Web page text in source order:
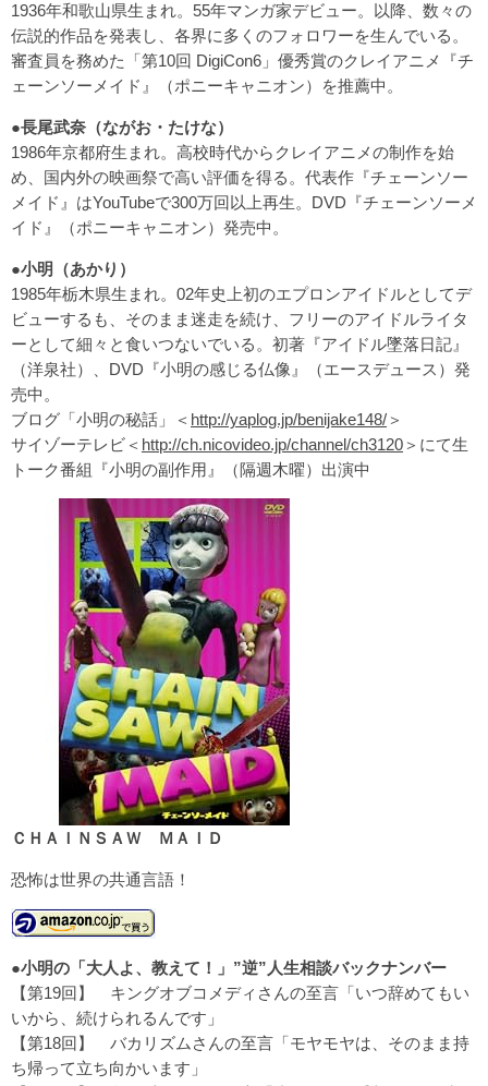
1936年和歌山県生まれ。55年マンガ家デビュー。以降、数々の
伝説的作品を発表し、各界に多くのフォロワーを生んでいる。
審査員を務めた「第10回 DigiCon6」優秀賞のクレイアニメ『チ
ェーンソーメイド』（ポニーキャニオン）を推薦中。
●長尾武奈（ながお・たけな）
1986年京都府生まれ。高校時代からクレイアニメの制作を始
め、国内外の映画祭で高い評価を得る。代表作『チェーンソー
メイド』はYouTubeで300万回以上再生。DVD『チェーンソーメ
イド』（ポニーキャニオン）発売中。
●小明（あかり）
1985年栃木県生まれ。02年史上初のエプロンアイドルとしてデ
ビューするも、そのまま迷走を続け、フリーのアイドルライタ
ーとして細々と食いつないでいる。初著『アイドル墜落日記』
（洋泉社）、DVD『小明の感じる仏像』（エースデュース）発
売中。
ブログ「小明の秘話」＜ http://yaplog.jp/benijake148/＞
サイゾーテレビ＜ http://ch.nicovideo.jp/channel/ch3120＞にて生
トーク番組『小明の副作用』（隔週木曜）出演中
ＣＨＡＩＮＳＡＷ ＭＡＩＤ
恐怖は世界の共通言語！
●小明の「大人よ、教えて！」”逆”人生相談バックナンバー
【第19回】 キングオブコメディさんの至言「いつ辞めてもい
いから、続けられるんです」
【第18回】 バカリズムさんの至言「モヤモヤは、そのまま持
ち帰って立ち向かいます」